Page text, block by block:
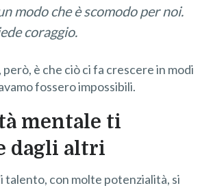
modo che è scomodo per noi.
coraggio.
però, è che ciò ci fa crescere in modi
fossero impossibili.
mentale ti
dagli altri
talento, con molte potenzialità, si